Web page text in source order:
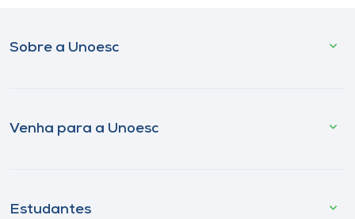
Sobre a Unoesc
Venha para a Unoesc
Estudantes